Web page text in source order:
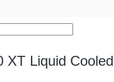
XT Liquid Cooled